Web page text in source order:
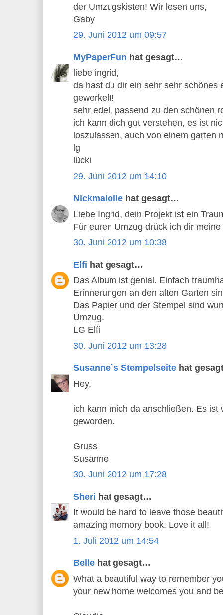
der Umzugskisten! Wir lesen uns,
Gaby
29. Juni 2012 um 09:57
MyPaperFun hat gesagt…
liebe ingrid,
da hast du dir ein sehr sehr schönes
gewerkelt!
sehr edel, passend zu den schönen
ich kann dich gut verstehen, es ist
loszulassen, auch von einem garten
lg
lücki
29. Juni 2012 um 14:10
Nickmalolle hat gesagt…
Liebe Ingrid, dein Projekt ist ein
Für euren Umzug drück ich dir
30. Juni 2012 um 10:38
Elfi hat gesagt…
Das Album ist genial. Einfach
Erinnerungen an den alten Garten
Das Papier und der Stempel sind
Umzug.
LG Elfi
30. Juni 2012 um 13:28
Susanne´s Stempelseite hat
Hey,
ich kann mich da anschließen. Es ist
geworden.
Gruss
Susanne
30. Juni 2012 um 17:28
Sheri hat gesagt…
It would be hard to leave those
amazing memory book. Love it all!
1. Juli 2012 um 14:54
Belle hat gesagt…
What a beautiful way to remember
your new home welcomes you and